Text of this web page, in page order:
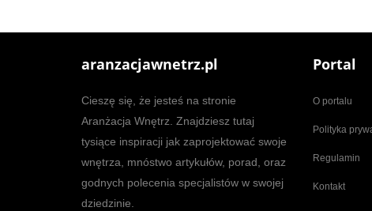
aranzacjawnetrz.pl
Cieszę się, że jesteś na stronie
Aranżacja Wnętrz. Znajdziesz tutaj
tysiące inspiracji jak zaprojektować swoje
wnętrza, mnóstwo artykułów, porad, oraz
godnych polecenia specjalistów w swojej
dziedzinie.
Portal
O portalu
Polityka
Regulamin
Kontakt